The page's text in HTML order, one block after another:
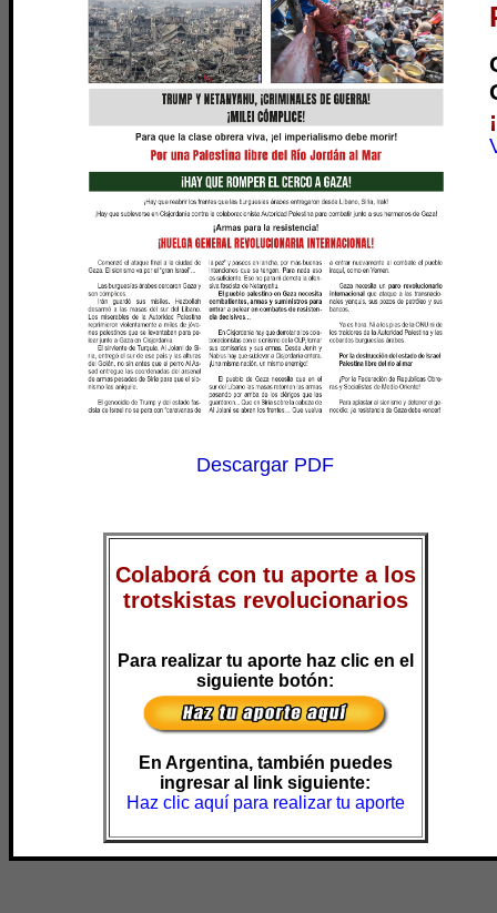
Descargar PDF
Colaborá con tu aporte a los
trotskistas revolucionarios
Para realizar tu aporte haz clic en el
siguiente botón:
En Argentina, también puedes
ingresar al link siguiente:
Haz clic aquí para realizar tu aporte